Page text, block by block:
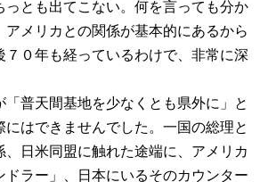
とも出てこない。何を言っても分か
アメリカとの関係が基本的にあるから
７０年も経っているわけで、非常に深
普天間基地を少なくとも県外に」と
はできませんでした。一国の総理と
、日米同盟に触れた途端に、アメリカ
ドラー」、日本にいるそのカウンター